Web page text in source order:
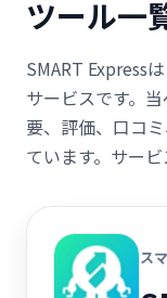
ツール一
SMART Express
サービスです。
要、評価、口コ
ています。サー
ス